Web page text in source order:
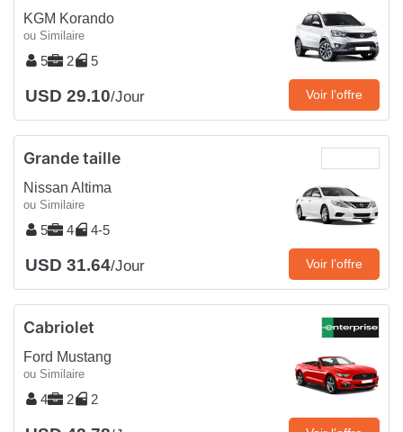
KGM Korando
ou Similaire
5 2 5
USD 29.10/Jour Voir l’offre
Grande taille
Nissan Altima
ou Similaire
5 4 4-5
USD 31.64/Jour Voir l’offre
Cabriolet
Ford Mustang
ou Similaire
4 2 2